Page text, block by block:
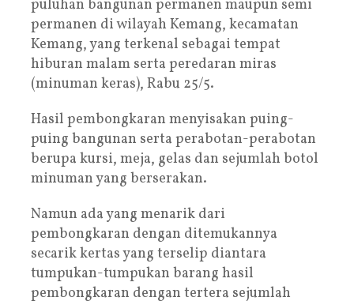
puluhan bangunan permanen maupun semi
permanen di wilayah Kemang, kecamatan
Kemang, yang terkenal sebagai tempat
hiburan malam serta peredaran miras
(minuman keras), Rabu 25/5.
Hasil pembongkaran menyisakan puing-
puing bangunan serta perabotan-perabotan
berupa kursi, meja, gelas dan sejumlah botol
minuman yang berserakan.
Namun ada yang menarik dari
pembongkaran dengan ditemukannya
secarik kertas yang terselip diantara
tumpukan-tumpukan barang hasil
pembongkaran dengan tertera sejumlah